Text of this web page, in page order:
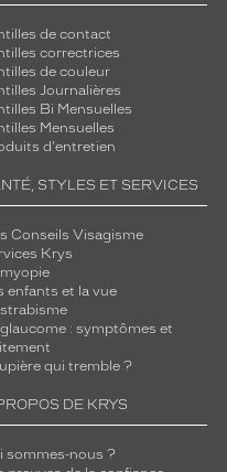
de contact
correctrices
de couleur
Journalières
Bi Mensuelles
Mensuelles
d'entretien
STYLES ET SERVICES
Conseils Visagisme
Krys
myopie
enfants et la vue
strabisme
glaucome : symptômes et
qui tremble ?
DE KRYS
sommes-nous ?